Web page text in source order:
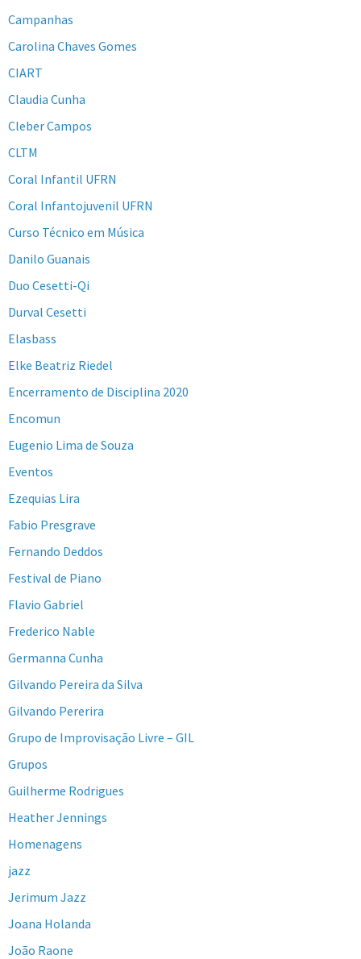
Campanhas
Carolina Chaves Gomes
CIART
Claudia Cunha
Cleber Campos
CLTM
Coral Infantil UFRN
Coral Infantojuvenil UFRN
Curso Técnico em Música
Danilo Guanais
Duo Cesetti-Qi
Durval Cesetti
Elasbass
Elke Beatriz Riedel
Encerramento de Disciplina 2020
Encomun
Eugenio Lima de Souza
Eventos
Ezequias Lira
Fabio Presgrave
Fernando Deddos
Festival de Piano
Flavio Gabriel
Frederico Nable
Germanna Cunha
Gilvando Pereira da Silva
Gilvando Pererira
Grupo de Improvisação Livre – GIL
Grupos
Guilherme Rodrigues
Heather Jennings
Homenagens
jazz
Jerimum Jazz
Joana Holanda
João Raone